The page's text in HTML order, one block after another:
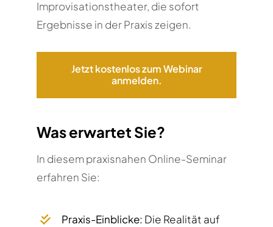
Improvisationstheater, die sofort
Ergebnisse in der Praxis zeigen.
Jetzt kostenlos zum Webinar
anmelden.
Was erwartet Sie?
In diesem praxisnahen Online-Seminar
erfahren Sie:
Praxis-Einblicke: Die Realität auf